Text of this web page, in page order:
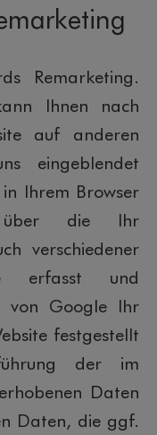
Remarketing.
Ihnen nach
auf anderen
eingeblendet
Ihrem Browser
über die Ihr
verschiedener
erfasst und
von Google Ihr
festgestellt
der im
Daten
Daten, die ggf.